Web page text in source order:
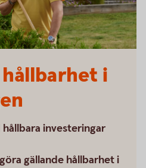
i
hållbara investeringar
gällande hållbarhet i